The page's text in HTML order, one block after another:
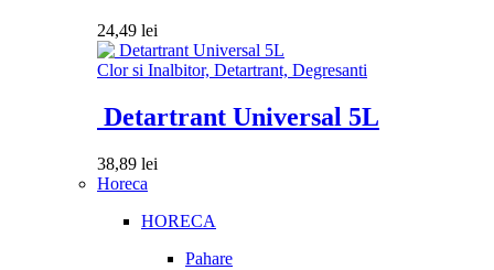
24,49 lei
Clor si Inalbitor, Detartrant, Degresanti
Detartrant Universal 5L
38,89 lei
Horeca
HORECA
Pahare